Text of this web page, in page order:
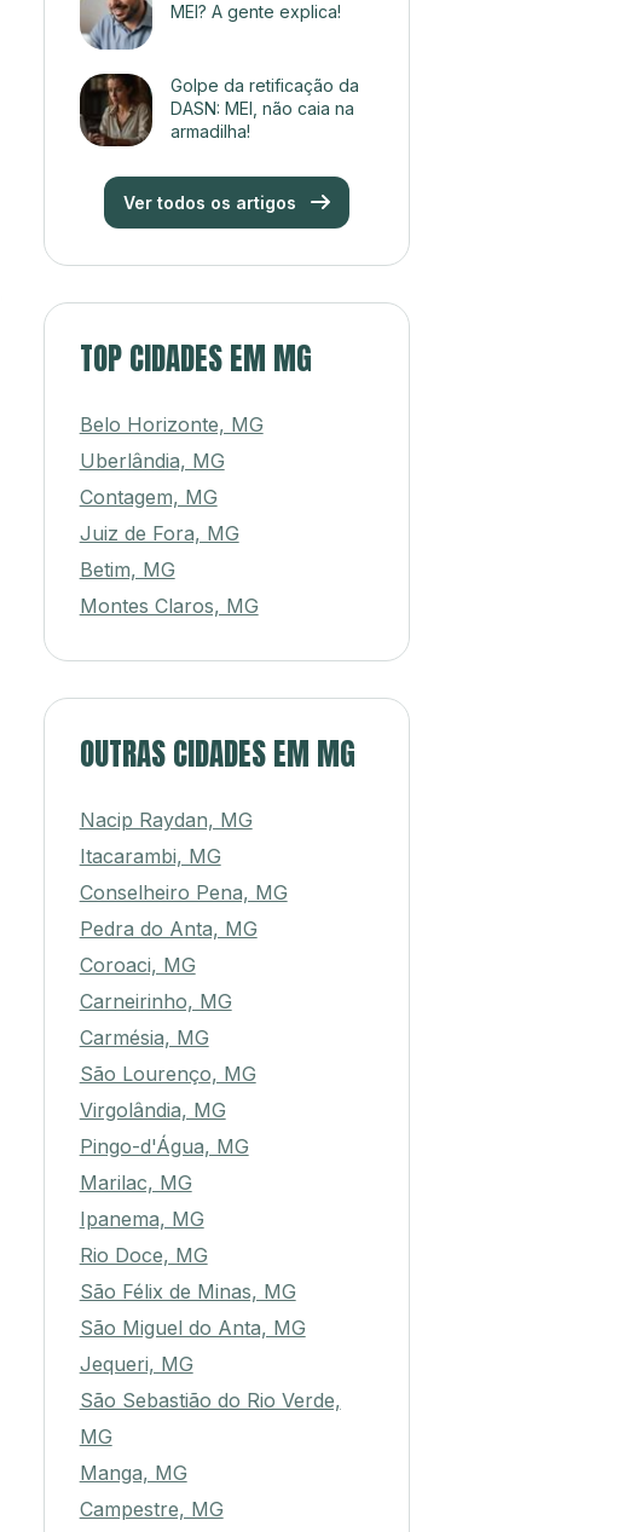
MEI? A gente explica!
Golpe da retificação da
DASN: MEI, não caia na
armadilha!
Ver todos os artigos
TOP CIDADES EM MG
Belo Horizonte, MG
Uberlândia, MG
Contagem, MG
Juiz de Fora, MG
Betim, MG
Montes Claros, MG
OUTRAS CIDADES EM MG
Nacip Raydan, MG
Itacarambi, MG
Conselheiro Pena, MG
Pedra do Anta, MG
Coroaci, MG
Carneirinho, MG
Carmésia, MG
São Lourenço, MG
Virgolândia, MG
Pingo-d'Água, MG
Marilac, MG
Ipanema, MG
Rio Doce, MG
São Félix de Minas, MG
São Miguel do Anta, MG
Jequeri, MG
São Sebastião do Rio Verde,
MG
Manga, MG
Campestre, MG